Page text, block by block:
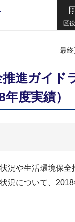
区
最
進ガイド
度実績）
況や生活環境保全
況について、